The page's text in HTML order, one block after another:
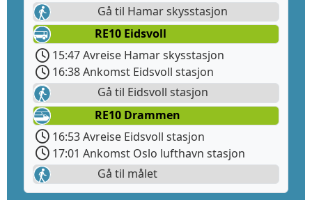
Gå til Hamar skysstasjon
RE10 Eidsvoll
15:47 Avreise Hamar skysstasjon
16:38 Ankomst Eidsvoll stasjon
Gå til Eidsvoll stasjon
RE10 Drammen
16:53 Avreise Eidsvoll stasjon
17:01 Ankomst Oslo lufthavn stasjon
Gå til målet